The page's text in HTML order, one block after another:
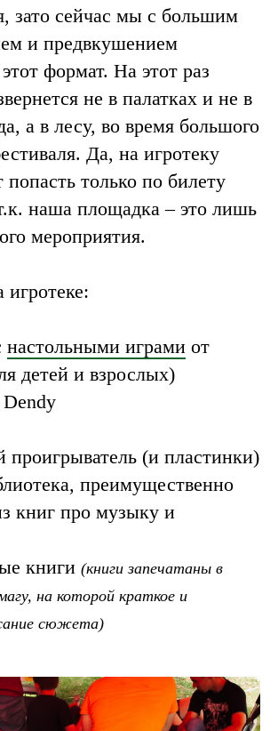
зато сейчас мы с большим
и предвкушением
формат. На этот раз
не в палатках и не в
а в лесу, во время большого
Да, на игротеку
только по билету
наша площадка – это лишь
мероприятия.
игротеке:
настольными играми от
детей и взрослых)
Dendy
проигрыватель (и пластинки)
преимущественно
книг про музыку и
книги (книги запечатаны в
на которой краткое и
сюжета)